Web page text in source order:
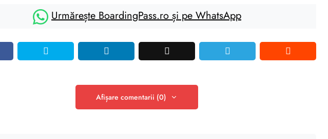
Urmărește BoardingPass.ro și pe WhatsApp
Afișare comentarii (0)